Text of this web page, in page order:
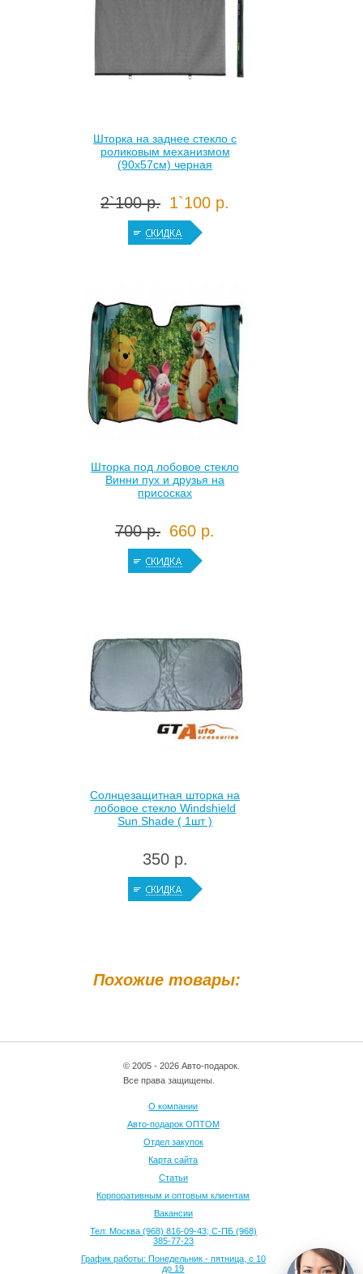
Похожие товары:
Шторка на заднее стекло с
роликовым механизмом
(90х57см) черная
2`100 р. 1`100 р.
Шторка под лобовое стекло
Винни пух и друзья на
присосках
700 р. 660 р.
Солнцезащитная шторка на
лобовое стекло Windshield
Sun Shade ( 1шт )
350 р.
© 2005 - 2026 Авто-подарок.
Все права защищены.
О компании
Авто-подарок ОПТОМ
Отдел закупок
Карта сайта
Статьи
Корпоративным и оптовым клиентам
Вакансии
Тел: Москва (968) 816-09-43; С-ПБ (968)
385-77-23
График работы: Понедельник - пятница, с 10
до 19